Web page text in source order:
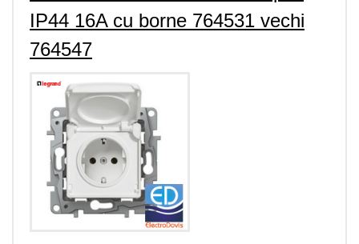
IP44 16A cu borne 764531 vechi
764547